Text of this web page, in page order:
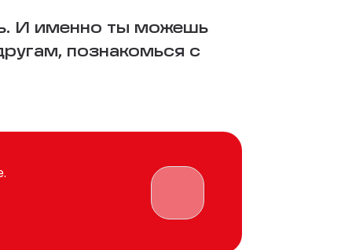
И именно ты можешь
познакомься с